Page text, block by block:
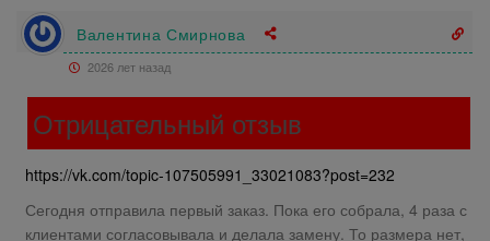
Валентина Смирнова
2026 лет назад
Отрицательный отзыв
https://vk.com/topic-107505991_33021083?post=232
Сегодня отправила первый заказ. Пока его собрала, 4 раза с
клиентами согласовывала и делала замену. То размера нет,